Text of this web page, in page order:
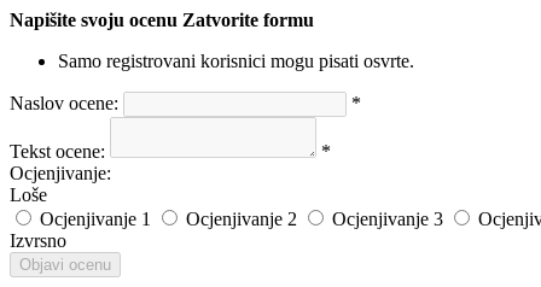
Napišite svoju ocenu Zatvorite formu
Samo registrovani korisnici mogu pisati osvrte.
Naslov ocene: *
Tekst ocene:
*
Ocjenjivanje:
Loše
Ocjenjivanje 1
Ocjenjivanje 2 Ocjenjivanje 3
Izvrsno